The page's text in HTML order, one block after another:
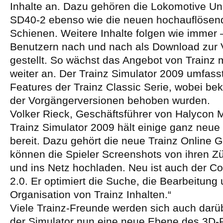
Inhalte an. Dazu gehören die Lokomotive
SD40-2 ebenso wie die neuen
Schienen. Weitere Inhalte folgen wie immer
Benutzern nach und nach als Download zur
gestellt. So wächst das Angebot von Trainz
weiter an. Der Trainz Simulator 2009
Features der Trainz Classic Serie, wobei
der Vorgängerversionen behoben wurden.
Volker Rieck, Geschäftsführer von Halycon
Trainz Simulator 2009 hält einige ganz
bereit. Dazu gehört die neue Trainz Online
können die Spieler Screenshots von ihren
und ins Netz hochladen. Neu ist auch der
2.0. Er optimiert die Suche, die Bearbeitung
Organisation von Trainz Inhalten.“
Viele Trainz-Freunde werden sich auch